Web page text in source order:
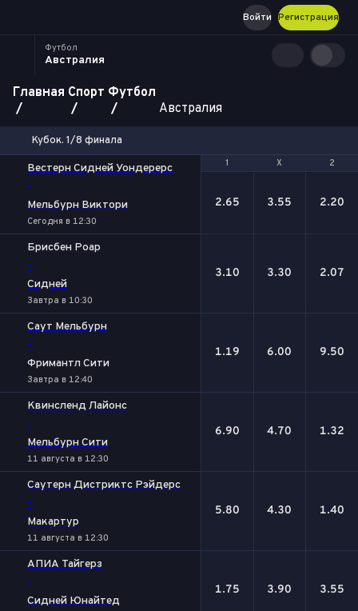
Регистрация
Войти
Футбол
Австралия
Главная Спорт Футбол
Австралия
Кубок. 1/8 финала
1 Х 2
Вестерн Сидней Уондерерс
-
Мельбурн Виктори
Сегодня в 12:30
1 Х 2
2.65 3.55 2.20
Брисбен Роар
-
Сидней
Завтра в 10:30
3.10 3.30 2.07
Саут Мельбурн
-
Фримантл Сити
Завтра в 12:40
1.19 6.00 9.50
Квинсленд Лайонc
-
Мельбурн Сити
11 августа в 12:30
6.90 4.70 1.32
Саутерн Дистриктс Рэйдерс
-
Макартур
11 августа в 12:30
5.80 4.30 1.40
АПИА Тайгерз
-
Сидней Юнайтед
1.75 3.90 3.55